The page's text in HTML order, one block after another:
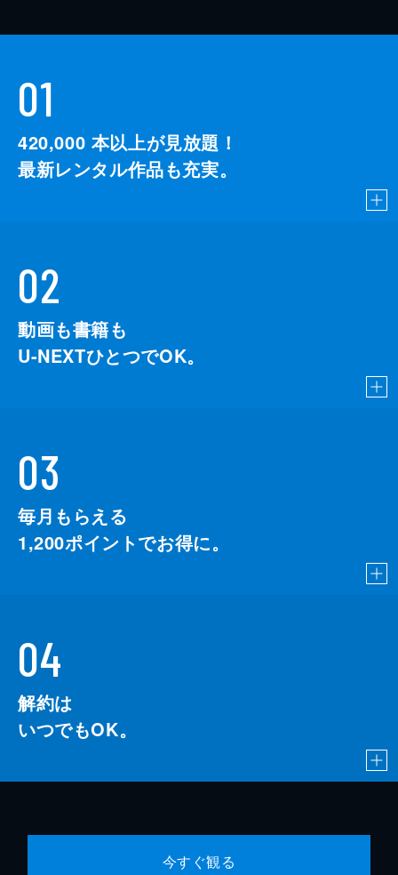
01
420,000 本以上が見放題！
最新レンタル作品も充実。
02
動画も書籍も
U-NEXTひとつでOK。
03
毎月もらえる
1,200ポイントでお得に。
04
解約は
いつでもOK。
今すぐ観る